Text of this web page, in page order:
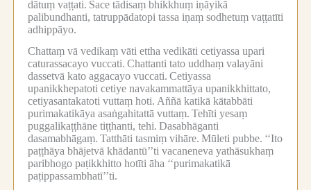
dātuṃ vaṭṭati. Sace tādisaṃ bhikkhuṃ iṇāyikā
palibundhanti, tatruppādatopi tassa iṇaṃ sodhetuṃ vaṭṭatīti
adhippāyo.
Chattaṃ vā vedikaṃ vāti ettha vedikāti cetiyassa upari
caturassacayo vuccati. Chattanti tato uddhaṃ valayāni
dassetvā kato aggacayo vuccati. Cetiyassa
upanikkhepatoti cetiye navakammattāya upanikkhittato,
cetiyasantakatoti vuttaṃ hoti. Aññā katikā kātabbāti
purimakatikāya asaṅgahitattā vuttaṃ. Tehīti yesaṃ
puggalikaṭṭhāne tiṭṭhanti, tehi. Dasabhāganti
dasamabhāgaṃ. Tatthāti tasmiṃ vihāre. Mūleti pubbe. ‘‘Ito
paṭṭhāya bhājetvā khādantū’’ti vacaneneva yathāsukhaṃ
paribhogo paṭikkhitto hotīti āha ‘‘purimakatikā
paṭippassambhatī’’ti.